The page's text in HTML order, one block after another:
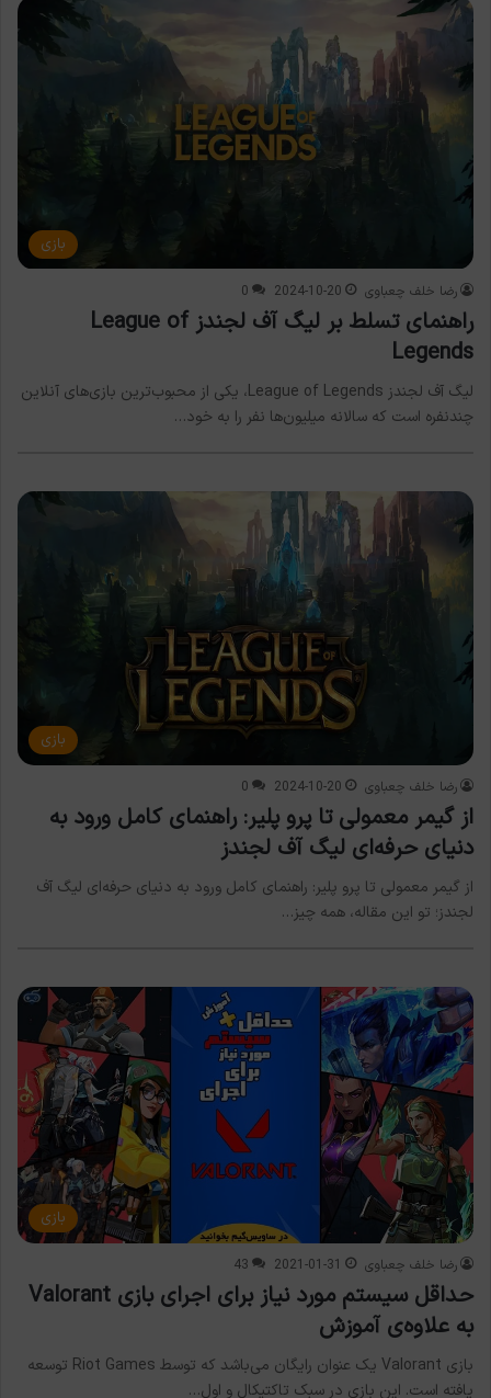
بازی
رضا خلف چعباوی 2024-10-20
0
راهنمای تسلط بر لیگ آف لجندز League of
Legends
لیگ آف لجندز League of Legends، یکی از محبوب‌ترین بازی‌های آنلاین
چندنفره است که سالانه میلیون‌ها نفر را به خود…
بازی
رضا خلف چعباوی 2024-10-20
0
از گیمر معمولی تا پرو پلیر: راهنمای کامل ورود به
دنیای حرفه‌ای لیگ آف لجندز
از گیمر معمولی تا پرو پلیر: راهنمای کامل ورود به دنیای حرفه‌ای لیگ آف
لجندز؛ تو این مقاله، همه چیز…
بازی
رضا خلف چعباوی 2021-01-31
43
حداقل سیستم مورد نیاز برای اجرای بازی Valorant
به علاوه‌ی آموزش
بازی Valorant یک عنوان رایگان می‌باشد که توسط Riot Games توسعه
یافته است. این بازی در سبک تاکتیکال و اول…